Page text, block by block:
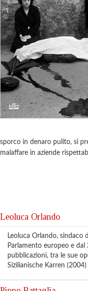
sporco in denaro pulito, si
malaffare in aziende
Leoluca Orlando
Leoluca Orlando,
Parlamento europeo e
pubblicazioni, tra le sue
Sizilianische Karren (2004)